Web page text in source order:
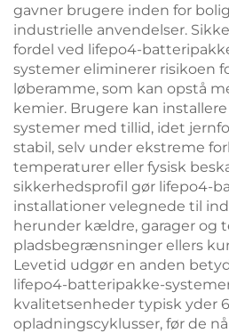
gavner brugere inden for
industrielle anvendelser.
fordel ved lifepo4-
systemer eliminerer risikoen
løberamme, som kan opstå
kemier. Brugere kan
systemer med tillid, idet
stabil, selv under ekstreme
temperaturer eller fysisk
sikkerhedsprofil gør lifepo4-
installationer velegnede til
herunder kældre, garager og
pladsbegrænsninger ellers
Levetid udgør en anden
lifepo4-batteripakke-
kvalitetsenheder typisk yder
opladningscyklusser, før de